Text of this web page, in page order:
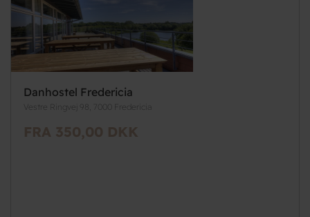
Danhostel Fredericia
Vestre Ringvej 98, 7000 Fredericia
FRA 350,00 DKK